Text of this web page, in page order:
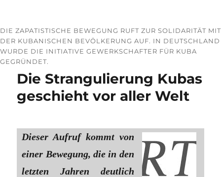
DIE ZAPATISTISCHE BEWEGUNG RUFT ZUR SOLIDARITÄT MIT
DER KUBANISCHEN BEVÖLKERUNG AUF. IN DEUTSCHLAND
WURDE DIE INITIATIVE GEWERKSCHAFTER FÜR KUBA
GEGRÜNDET.
Die Strangulierung Kubas
geschieht vor aller Welt
Dieser Aufruf kommt von
einer Bewegung, die in den
letzten Jahren deutlich